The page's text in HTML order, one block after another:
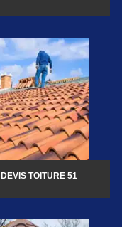
DEVIS TOITURE 51